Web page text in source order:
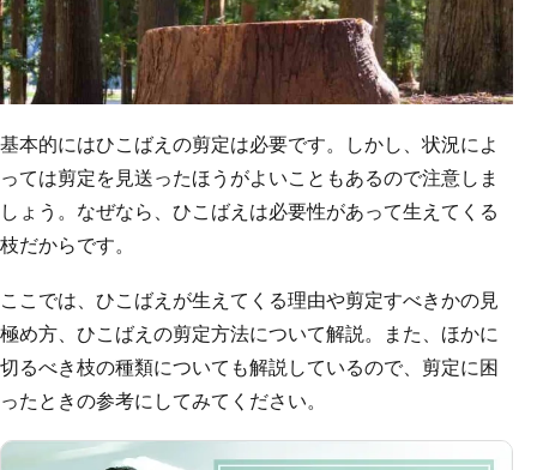
基本的にはひこばえの剪定は必要です。しかし、状況によ
っては剪定を見送ったほうがよいこともあるので注意しま
しょう。なぜなら、ひこばえは必要性があって生えてくる
枝だからです。
ここでは、ひこばえが生えてくる理由や剪定すべきかの見
極め方、ひこばえの剪定方法について解説。また、ほかに
切るべき枝の種類についても解説しているので、剪定に困
ったときの参考にしてみてください。